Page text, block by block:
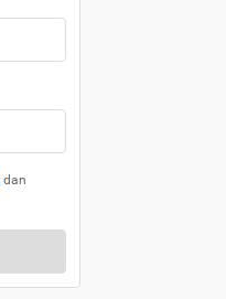
dan